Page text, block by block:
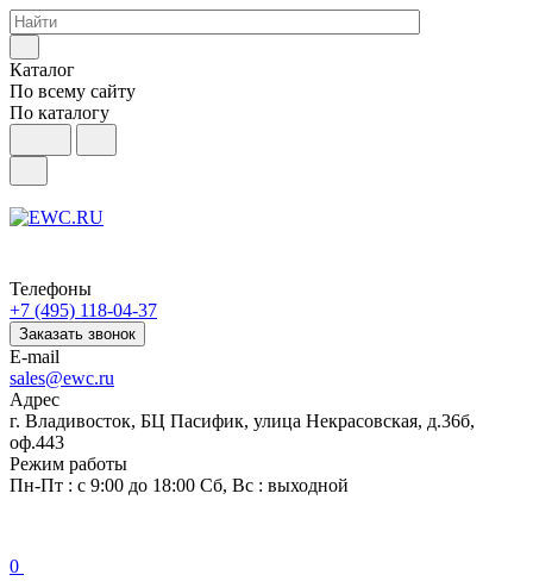
Каталог
По всему сайту
По каталогу
Телефоны
+7 (495) 118-04-37
Заказать звонок
E-mail
sales@ewc.ru
Адрес
г. Владивосток, БЦ Пасифик, улица Некрасовская, д.36б,
оф.443
Режим работы
Пн-Пт : с 9:00 до 18:00 Сб, Вс : выходной
0